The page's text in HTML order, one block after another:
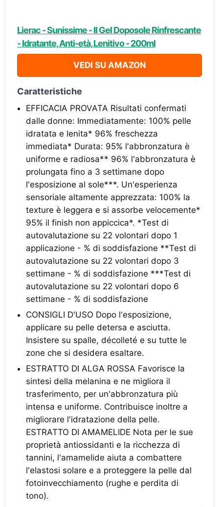
Lierac - Sunissime - Il Gel Doposole Rinfrescante
- Idratante, Anti-età, Lenitivo - 200ml
VEDI SU AMAZON
Caratteristiche
EFFICACIA PROVATA Risultati confermati
dalle donne: Immediatamente: 100% pelle
idratata e lenita* 96% freschezza
immediata* Durata: 95% l'abbronzatura è
uniforme e radiosa** 96% l'abbronzatura è
prolungata fino a 3 settimane dopo
l'esposizione al sole***. Un'esperienza
sensoriale altamente apprezzata: 100% la
texture è leggera e si assorbe velocemente*
95% il finish non appiccica*. *Test di
autovalutazione su 22 volontari dopo 1
applicazione - % di soddisfazione **Test di
autovalutazione su 22 volontari dopo 3
settimane - % di soddisfazione ***Test di
autovalutazione su 22 volontari dopo 6
settimane - % di soddisfazione
CONSIGLI D'USO Dopo l'esposizione,
applicare su pelle detersa e asciutta.
Insistere su spalle, décolleté e su tutte le
zone che si desidera esaltare.
ESTRATTO DI ALGA ROSSA Favorisce la
sintesi della melanina e ne migliora il
trasferimento, per un'abbronzatura più
intensa e uniforme. Contribuisce inoltre a
migliorare l'idratazione della pelle.
ESTRATTO DI AMAMELIDE Nota per le sue
proprietà antiossidanti e la ricchezza di
tannini, l'amamelide aiuta a combattere
l'elastosi solare e a proteggere la pelle dal
fotoinvecchiamento (rughe e perdita di
tono).